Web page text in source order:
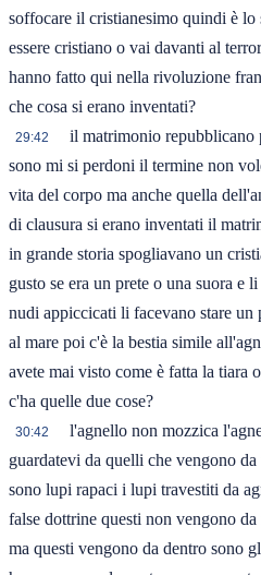
soffocare il cristianesimo quindi è
essere cristiano o vai davanti al
hanno fatto qui nella rivoluzione
che cosa si erano inventati?
29:42
il matrimonio repubblicano
sono mi si perdoni il termine non
vita del corpo ma anche quella
di clausura si erano inventati il
in grande storia spogliavano un
gusto se era un prete o una suora e
nudi appiccicati li facevano stare
al mare poi c'è la bestia simile
avete mai visto come è fatta la tiara
c'ha quelle due cose?
30:42
l'agnello non mozzica
guardatevi da quelli che vengono
sono lupi rapaci i lupi travestiti da
false dottrine questi non vengono
ma questi vengono da dentro sono